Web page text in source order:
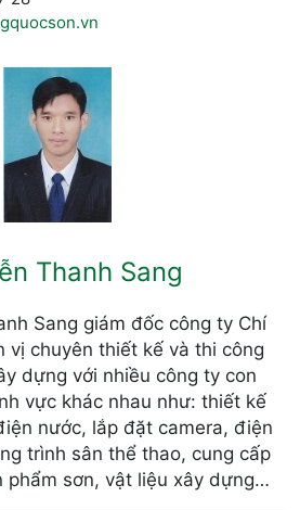
Thanh Sang
Sang giám đốc công ty Chí
vị chuyên thiết kế và thi công
dựng với nhiều công ty con
vực khác nhau như: thiết kế
nước, lắp đặt camera, điện
trình sân thể thao, cung cấp
phẩm sơn, vật liệu xây dựng…